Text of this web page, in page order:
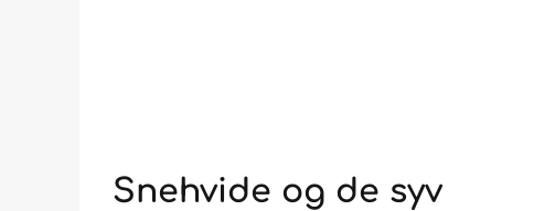
Snehvide og de syv